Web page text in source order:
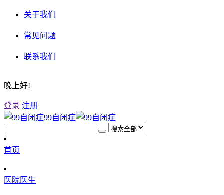
关于我们
常见问题
联系我们
晚上好!
登录 注册
99自闭症
首页
医院医生